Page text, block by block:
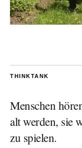
THINKTANK
Menschen
alt werden, sie
zu spielen.